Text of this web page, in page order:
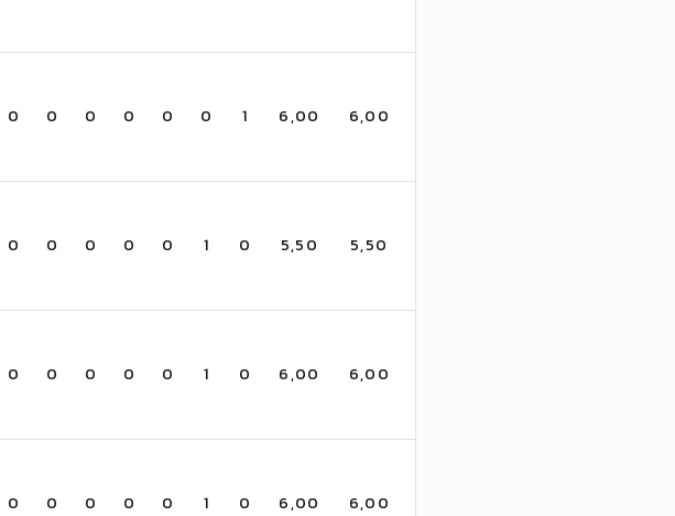
0 0 0 0 0 0 1 6,00 6,00
0 0 0 0 0 1 0 5,50 5,50
0 0 0 0 0 1 0 6,00 6,00
0 0 0 0 0 1 0 6,00 6,00